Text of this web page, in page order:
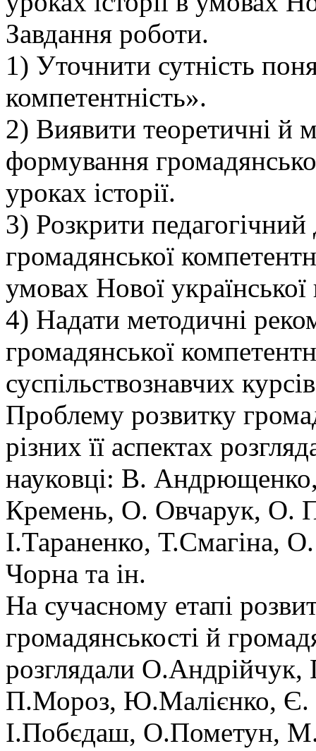
Завдання роботи.
1) Уточнити сутність
компетентність».
2) Виявити теоретичні й
формування
уроках історії.
3) Розкрити
громадянської
умовах Нової
4) Надати методичні
громадянської
суспільствознавчих
Проблему розвитку
різних її аспектах
науковці: В.
Кремень, О. Овчарук, О.
І.Тараненко, Т.Смагіна,
Чорна та ін.
На сучасному етапі
громадянськості й
розглядали
П.Мороз, Ю.Малієнко, Є.
І.Побєдаш, О.Пометун,